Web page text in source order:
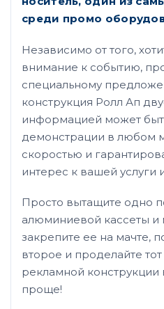
среди промо
Независимо от того,
внимание к событию,
специальному
конструкция Ролл Ап
информацией может
демонстрации в любом
скоростью и
интерес к вашей услуги
Просто вытащите одно
алюминиевой кассеты и
закрепите ее на мачте,
второе и проделайте
рекламной
проще!